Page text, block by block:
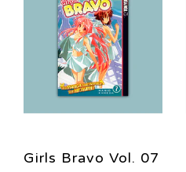
Girls Bravo Vol. 07